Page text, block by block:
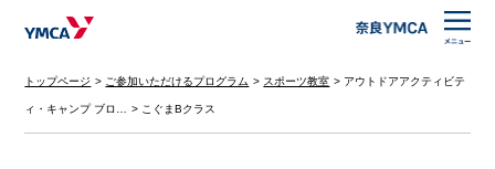
トップページ ご参加いただけるプログラム スポーツ教室 アウトドアアクティビテ
ィ・キャンプ ブロ… こぐまBクラス